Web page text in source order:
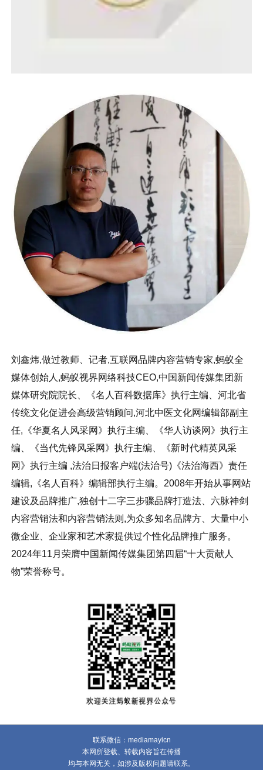
刘鑫炜,做过教师、记者,互联网品牌内容营销专家,蚂蚁全
媒体创始人,蚂蚁视界网络科技CEO,中国新闻传媒集团新
媒体研究院院长、《名人百科数据库》执行主编、河北省
传统文化促进会高级营销顾问,河北中医文化网编辑部副主
任,《华夏名人风采网》执行主编、《华人访谈网》执行主
编、《当代先锋风采网》执行主编、《新时代精英风采
网》执行主编 ,法治日报客户端(法治号)《法治海西》责任
编辑,《名人百科》编辑部执行主编。2008年开始从事网站
建设及品牌推广,独创十二字三步骤品牌打造法、六脉神剑
内容营销法和内容营销法则,为众多知名品牌方、大量中小
微企业、企业家和艺术家提供过个性化品牌推广服务。
2024年11月荣膺中国新闻传媒集团第四届“十大贡献人
物”荣誉称号。
联系微信：mediamayicn
本网所登载、转载内容旨在传播
均与本网无关，如涉及版权问题请联系。